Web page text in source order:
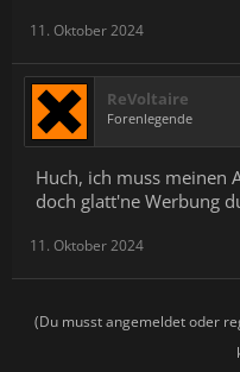
11. Oktober 2024
ReVoltaire
Forenlegende
Huch, ich muss meinen
doch glatt'ne Werbung
11. Oktober 2024
(Du musst angemeldet oder